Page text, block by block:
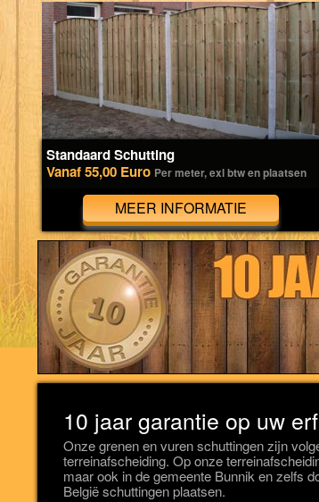
Standaard Schutting
Vanaf 55,00 Euro Per meter, exl btw en plaatsen
MEER INFORMATIE
10 jaar garantie op uw
Onze grenen en vuren schuttingen zijn
terreinafscheiding. Op onze
maar ook in de gemeente Bunnik en zelfs
België schuttingen plaatsen.